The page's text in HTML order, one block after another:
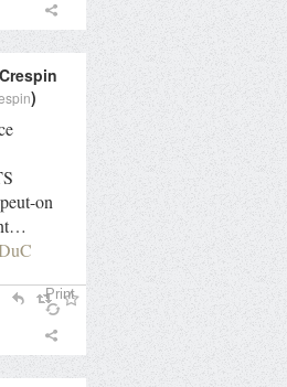
on
)
Print